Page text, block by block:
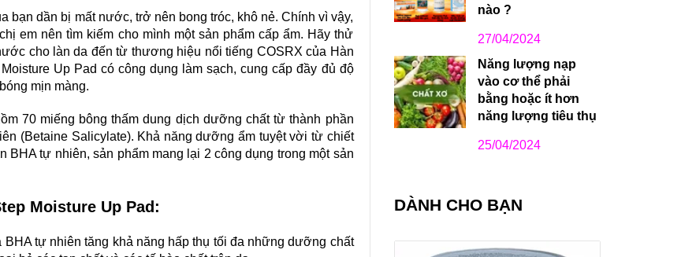
bạn dần bị mất nước, trở nên bong tróc, khô nẻ. Chính vì vậy,
em nên tìm kiếm cho mình một sản phẩm cấp ẩm. Hãy thử
cho làn da đến từ thương hiệu nổi tiếng COSRX của Hàn
Up Pad có công dụng làm sạch, cung cấp đầy đủ độ
mịn màng.
70 miếng bông thấm dung dịch dưỡng chất từ thành phần
(Betaine Salicylate). Khả năng dưỡng ẩm tuyệt vời từ chiết
BHA tự nhiên, sản phẩm mang lại 2 công dụng trong một sản
Moisture Up Pad:
tự nhiên tăng khả năng hấp thụ tối đa những dưỡng chất
nào ?
27/04/2024
Năng lượng nạp
vào cơ thể phải
bằng hoặc ít hơn
năng lượng tiêu thụ
25/04/2024
DÀNH CHO BẠN